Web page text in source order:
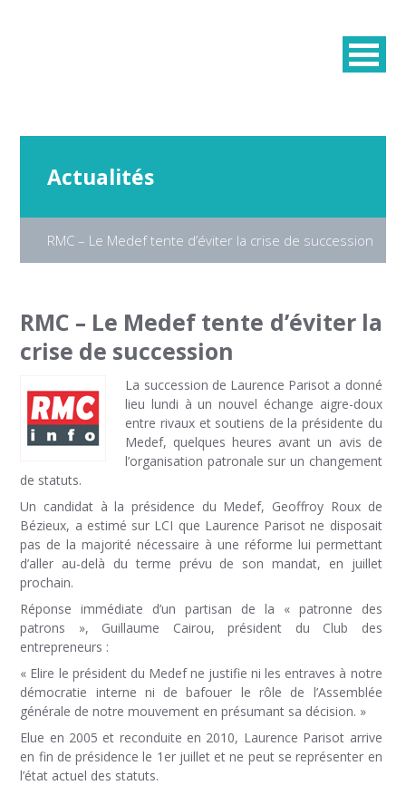
Actualités
RMC – Le Medef tente d’éviter la crise de succession
RMC – Le Medef tente d’éviter la
crise de succession
La succession de Laurence Parisot a donné
lieu lundi à un nouvel échange aigre-doux
entre rivaux et soutiens de la présidente du
Medef, quelques heures avant un avis de
l’organisation patronale sur un changement
de statuts.
Un candidat à la présidence du Medef, Geoffroy Roux de
Bézieux, a estimé sur LCI que Laurence Parisot ne disposait
pas de la majorité nécessaire à une réforme lui permettant
d’aller au-delà du terme prévu de son mandat, en juillet
prochain.
Réponse immédiate d’un partisan de la « patronne des
patrons », Guillaume Cairou, président du Club des
entrepreneurs :
« Elire le président du Medef ne justifie ni les entraves à notre
démocratie interne ni de bafouer le rôle de l’Assemblée
générale de notre mouvement en présumant sa décision. »
Elue en 2005 et reconduite en 2010, Laurence Parisot arrive
en fin de présidence le 1er juillet et ne peut se représenter en
l’état actuel des statuts.